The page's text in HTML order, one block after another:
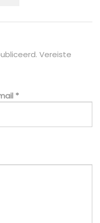
Vereiste
*